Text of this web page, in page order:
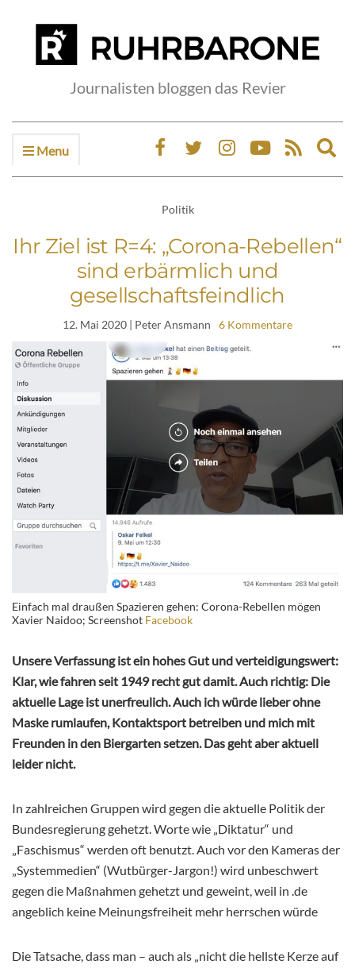
Journalisten bloggen das Revier
Menu
Politik
Ihr Ziel ist R=4: „Corona-Rebellen“
sind erbärmlich und
gesellschaftsfeindlich
12. Mai 2020 | Peter Ansmann 6 Kommentare
Einfach mal draußen Spazieren gehen: Corona-Rebellen mögen
Xavier Naidoo; Screenshot Facebook
Unsere Verfassung ist ein hohes Gut und verteidigungswert:
Klar, wie fahren seit 1949 recht gut damit. Auch richtig: Die
aktuelle Lage ist unerfreulich. Auch ich würde lieber ohne
Maske rumlaufen, Kontaktsport betreiben und mich mit
Freunden in den Biergarten setzen. Das geht aber aktuell
leider nicht.
In zahlreichen Gruppen wird gegen die aktuelle Politik der
Bundesregierung gehetzt. Worte wie „Diktatur“ und
„Faschismus“ werden oft benutzt. Auch vor den Kameras der
„Systemmedien“ (Wutbürger-Jargon!) wird unbeschwert
gegen die Maßnahmen gehetzt und geweint, weil in .de
angeblich keine Meinungsfreiheit mehr herrschen würde
Die Tatsache, dass man – auch als „nicht die hellste Kerze auf